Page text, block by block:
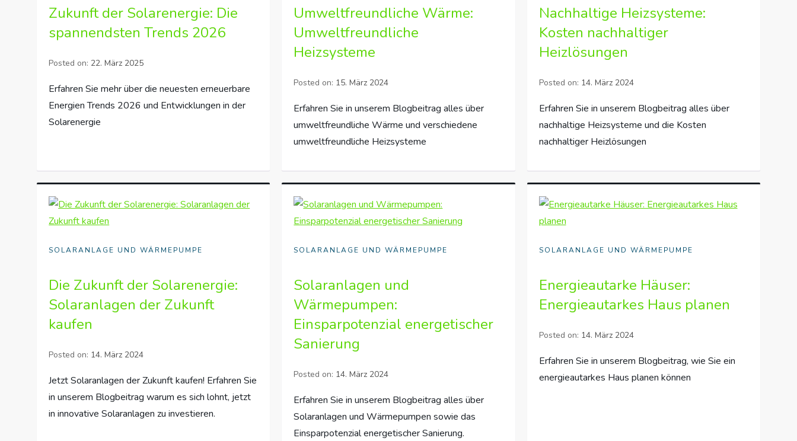
Zukunft der Solarenergie: Die
spannendsten Trends 2026
Posted on: 22. März 2025
Erfahren Sie mehr über die neuesten erneuerbare
Energien Trends 2026 und Entwicklungen in der
Solarenergie
Umweltfreundliche Wärme:
Umweltfreundliche
Heizsysteme
Posted on: 15. März 2024
Erfahren Sie in unserem Blogbeitrag alles über
umweltfreundliche Wärme und verschiedene
umweltfreundliche Heizsysteme
Nachhaltige Heizsysteme:
Kosten nachhaltiger
Heizlösungen
Posted on: 14. März 2024
Erfahren Sie in unserem Blogbeitrag alles über
nachhaltige Heizsysteme und die Kosten
nachhaltiger Heizlösungen
SOLARANLAGE UND WÄRMEPUMPE
Die Zukunft der Solarenergie:
Solaranlagen der Zukunft
kaufen
Posted on: 14. März 2024
Jetzt Solaranlagen der Zukunft kaufen! Erfahren Sie
in unserem Blogbeitrag warum es sich lohnt, jetzt
in innovative Solaranlagen zu investieren.
SOLARANLAGE UND WÄRMEPUMPE
Solaranlagen und
Wärmepumpen:
Einsparpotenzial energetischer
Sanierung
Posted on: 14. März 2024
Erfahren Sie in unserem Blogbeitrag alles über
Solaranlagen und Wärmepumpen sowie das
Einsparpotenzial energetischer Sanierung.
SOLARANLAGE UND WÄRMEPUMPE
Energieautarke Häuser:
Energieautarkes Haus planen
Posted on: 14. März 2024
Erfahren Sie in unserem Blogbeitrag, wie Sie ein
energieautarkes Haus planen können